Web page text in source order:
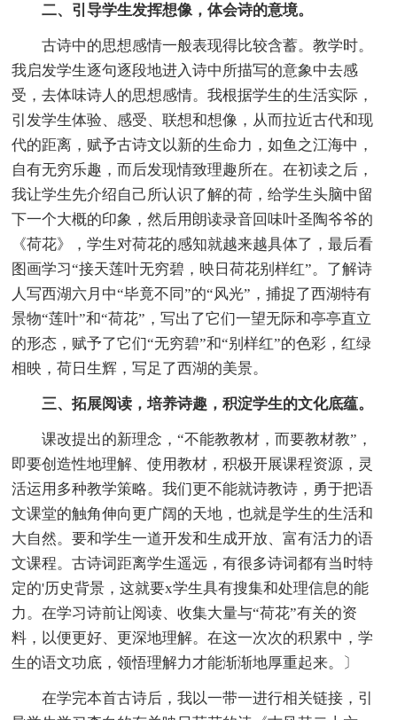
二、引导学生发挥想像，体会诗的意境。
古诗中的思想感情一般表现得比较含蓄。教学时。
我启发学生逐句逐段地进入诗中所描写的意象中去感
受，去体味诗人的思想感情。我根据学生的生活实际，
引发学生体验、感受、联想和想像，从而拉近古代和现
代的距离，赋予古诗文以新的生命力，如鱼之江海中，
自有无穷乐趣，而后发现情致理趣所在。在初读之后，
我让学生先介绍自己所认识了解的荷，给学生头脑中留
下一个大概的印象，然后用朗读录音回味叶圣陶爷爷的
《荷花》，学生对荷花的感知就越来越具体了，最后看
图画学习“接天莲叶无穷碧，映日荷花别样红”。了解诗
人写西湖六月中“毕竟不同”的“风光”，捕捉了西湖特有
景物“莲叶”和“荷花”，写出了它们一望无际和亭亭直立
的形态，赋予了它们“无穷碧”和“别样红”的色彩，红绿
相映，荷日生辉，写足了西湖的美景。
三、拓展阅读，培养诗趣，积淀学生的文化底蕴。
课改提出的新理念，“不能教教材，而要教材教”，
即要创造性地理解、使用教材，积极开展课程资源，灵
活运用多种教学策略。我们更不能就诗教诗，勇于把语
文课堂的触角伸向更广阔的天地，也就是学生的生活和
大自然。要和学生一道开发和生成开放、富有活力的语
文课程。古诗词距离学生遥远，有很多诗词都有当时特
定的'历史背景，这就要x学生具有搜集和处理信息的能
力。在学习诗前让阅读、收集大量与“荷花”有关的资
料，以便更好、更深地理解。在这一次次的积累中，学
生的语文功底，领悟理解力才能渐渐地厚重起来。〕
在学完本首古诗后，我以一带一进行相关链接，引